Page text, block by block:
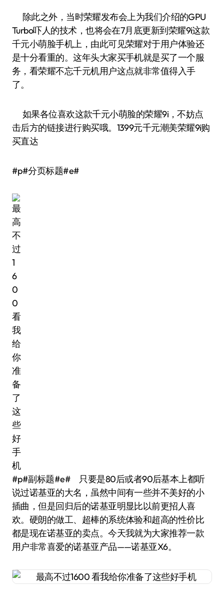
除此之外，当时荣耀发布会上为我们介绍的GPU
Turbo吓人的技术，也将会在7月底更新到荣耀9i这款
千元小萌脸手机上，由此可见荣耀对于用户体验还
是十分看重的。这年头大家买手机就是买了一个服
务，看荣耀不忘千元机用户这点就非常值得入手
了。
如果各位喜欢这款千元小萌脸的荣耀9i，不妨点
击后方的链接进行购买哦。1399元千元潮美荣耀9i购
买直达
#p#分页标题#e#
#p#副标题#e# 只要是80后或者90后基本上都听
说过诺基亚的大名，虽然中间有一些并不美好的小
插曲，但是回归后的诺基亚明显比以前更招人喜
欢。硬朗的做工、超棒的系统体验和超高的性价比
都是现在诺基亚的卖点。今天我就为大家推荐一款
用户非常喜爱的诺基亚产品——诺基亚X6。